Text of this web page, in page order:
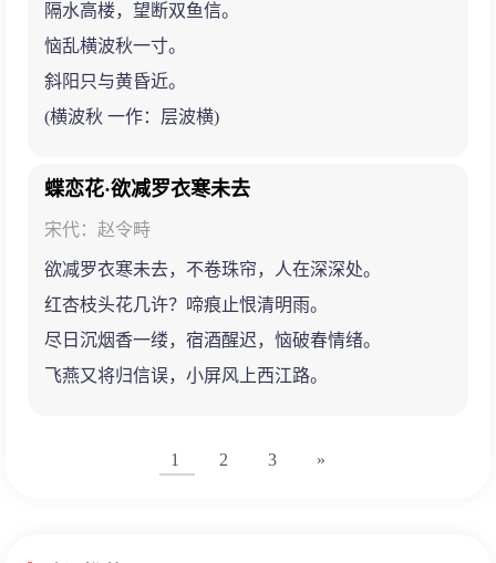
隔水高楼，望断双鱼信。
恼乱横波秋一寸。
斜阳只与黄昏近。
(横波秋 一作：层波横)
蝶恋花·欲减罗衣寒未去
宋代：赵令畤
欲减罗衣寒未去，不卷珠帘，人在深深处。
红杏枝头花几许？啼痕止恨清明雨。
尽日沉烟香一缕，宿酒醒迟，恼破春情绪。
飞燕又将归信误，小屏风上西江路。
1 2 3 »